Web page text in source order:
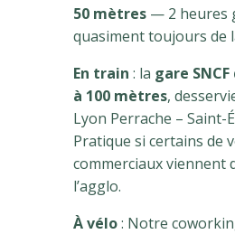
50 mètres— 2 heures
quasiment toujours de
En train : la gare
à 100 mètres,
Lyon Perrache – Saint-
Pratique si certains de
commerciaux viennent
l’agglo.
À vélo: Notre